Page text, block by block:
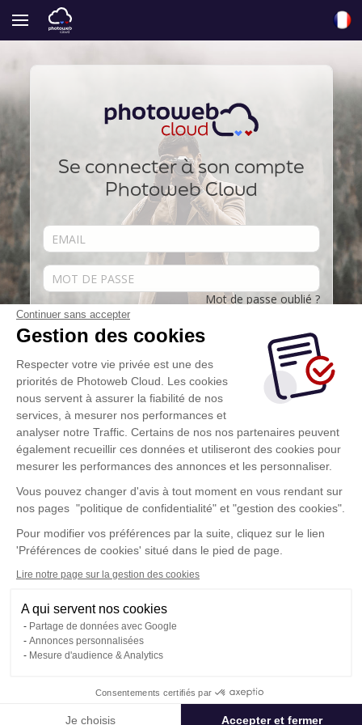
Continuer sans accepter
Gestion des cookies
Respecter votre vie privée est une des
priorités de Photoweb Cloud. Les cookies
nous servent à assurer la fiabilité de nos
services, à mesurer nos performances et
analyser notre Traffic. Certains de nos nos partenaires peuvent
également recueillir ces données et utiliseront des cookies pour
mesurer les performances des annonces et les personnaliser.
Vous pouvez changer d'avis à tout moment en vous rendant sur
nos pages "politique de confidentialité" et "gestion des cookies".
Pour modifier vos préférences par la suite, cliquez sur le lien
'Préférences de cookies' situé dans le pied de page.
Lire notre page sur la gestion des cookies
A qui servent nos cookies
Partage de données avec Google
Annonces personnalisées
Mesure d'audience & Analytics
Consentements certifiés par
Je choisis Accepter et fermer
Se connecter à son compte
Photoweb Cloud
Mot de passe oublié ?
Se souvenir de moi
Se connecter
En cliquant sur ce bouton vous acceptez les
conditions d'utilisationsde Photoweb Cloud
Vous avez été invité ? Cliquez-ici
Je suis invité
Conditions Générales d'Utilisation
Politique de confidentialité
Contact